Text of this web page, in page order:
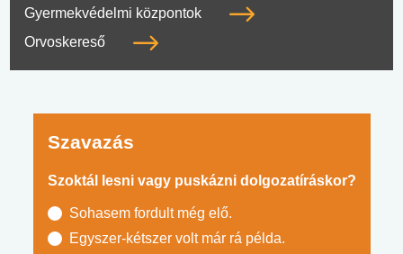
Gyermekvédelmi központok
Orvoskereső
Szavazás
Szoktál lesni vagy puskázni dolgozatíráskor?
Sohasem fordult még elő.
Egyszer-kétszer volt már rá példa.